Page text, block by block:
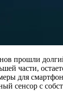
прошли
части,
для
сенсор с